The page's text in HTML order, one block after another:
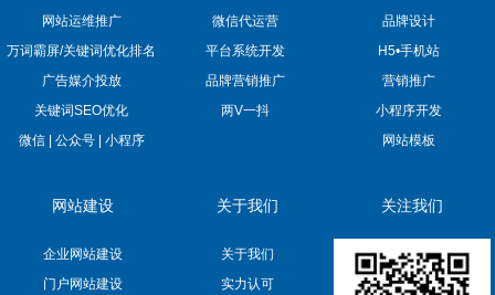
网站运维推广
微信代运营
万词霸屏/关键词优化排名
平台系统开发
广告媒介投放
品牌营销推广
关键词SEO优化
两V一抖
微信 | 公众号 | 小程序
品牌设计
H5•手机站
营销推广
小程序开发
网站模板
网站建设
企业网站建设
门户网站建设
关于我们
关于我们
实力认可
关注我们